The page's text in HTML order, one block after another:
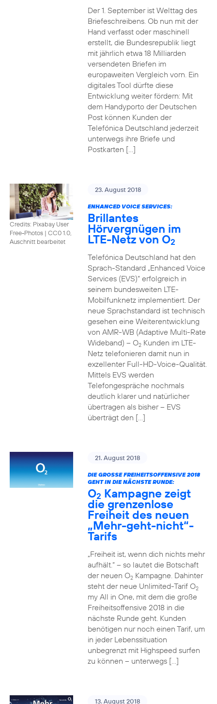
Der 1. September ist Welttag des
Briefeschreibens. Ob nun mit der
Hand verfasst oder maschinell
erstellt, die Bundesrepublik liegt
mit jährlich etwa 18 Milliarden
versendeten Briefen im
europaweiten Vergleich vorn. Ein
digitales Tool dürfte diese
Entwicklung weiter fördern: Mit
dem Handyporto der Deutschen
Post können Kunden der
Telefónica Deutschland jederzeit
unterwegs ihre Briefe und
Postkarten […]
Credits: Pixabay User
Free-Photos | CC0 1.0,
Auschnitt bearbeitet
23. August 2018
ENHANCED VOICE SERVICES:
Brillantes
Hörvergnügen im
LTE-Netz von O2
Telefónica Deutschland hat den
Sprach-Standard „Enhanced Voice
Services (EVS)“ erfolgreich in
seinem bundesweiten LTE-
Mobilfunknetz implementiert. Der
neue Sprachstandard ist technisch
gesehen eine Weiterentwicklung
von AMR-WB (Adaptive Multi-Rate
Wideband) – O2Kunden im LTE-
Netz telefonieren damit nun in
exzellenter Full-HD-Voice-Qualität.
Mittels EVS werden
Telefongespräche nochmals
deutlich klarer und natürlicher
übertragen als bisher – EVS
überträgt den […]
21. August 2018
DIE GROSSE FREIHEITSOFFENSIVE 2018 G
EHT IN DIE NÄCHSTE RUNDE:
O2 Kampagne zeigt
die grenzenlose
Freiheit des neuen
„Mehr-geht-nicht“-
Tarifs
„Freiheit ist, wenn dich nichts mehr
aufhält.“ – so lautet die Botschaft
der neuen O2Kampagne. Dahinter
steht der neue Unlimited-Tarif O2
my All in One, mit dem die große
Freiheitsoffensive 2018 in die
nächste Runde geht. Kunden
benötigen nur noch einen Tarif, um
in jeder Lebenssituation
unbegrenzt mit Highspeed surfen
zu können – unterwegs […]
13. August 2018